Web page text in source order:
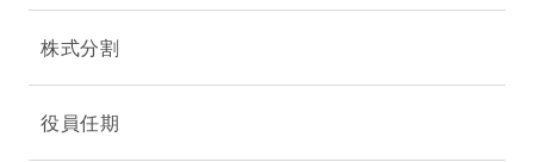
株式分割
役員任期